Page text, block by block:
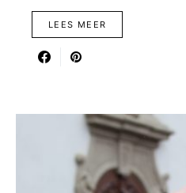
LEES MEER